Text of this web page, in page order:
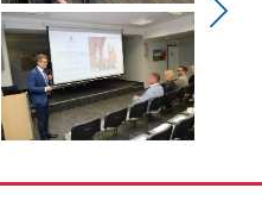
Pokaż
zdjęcie
2
z
galerii.